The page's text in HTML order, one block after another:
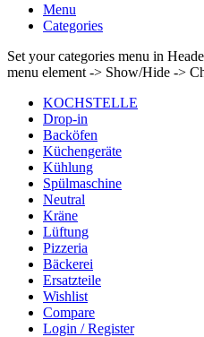
Menu
Categories
Set your categories menu in
menu element -> Show/Hide ->
KOCHSTELLE
Drop-in
Backöfen
Küchengeräte
Kühlung
Spülmaschine
Neutral
Kräne
Lüftung
Pizzeria
Bäckerei
Ersatzteile
Wishlist
Compare
Login / Register